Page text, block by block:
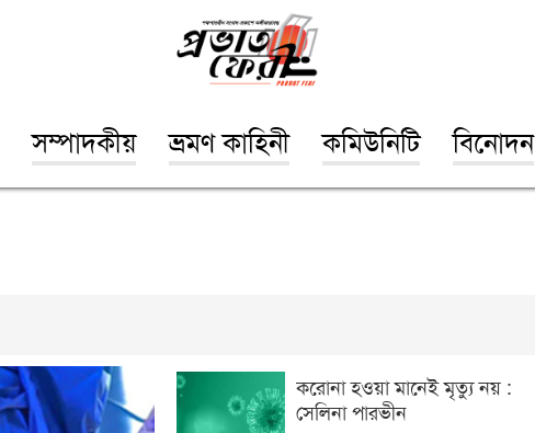
সম্পাদকীয় ভ্রমণ কাহিনী কমিউনিটি বিনোদন
করোনা হওয়া মানেই মৃত্যু নয় :
সেলিনা পারভীন